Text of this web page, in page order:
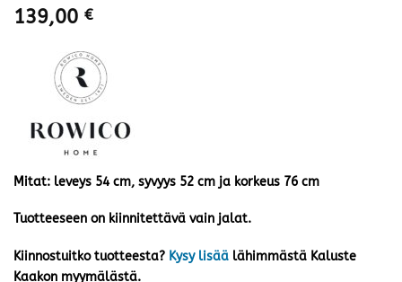
139,00 €
Mitat: leveys 54 cm, syvyys 52 cm ja korkeus 76 cm
Tuotteeseen on kiinnitettävä vain jalat.
Kiinnostuitko tuotteesta? Kysy lisää lähimmästä Kaluste
Kaakon myymälästä.